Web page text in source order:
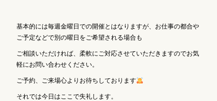
基本的には毎週金曜日での開催とはなりますが、お仕事の都合や
ご予定などで別の曜日をご希望される場合も
ご相談いただければ、柔軟にご対応させていただきますのでお気
軽にお問い合わせください。
ご予約、ご来場心よりお待ちしております
それでは今日はここで失礼します。